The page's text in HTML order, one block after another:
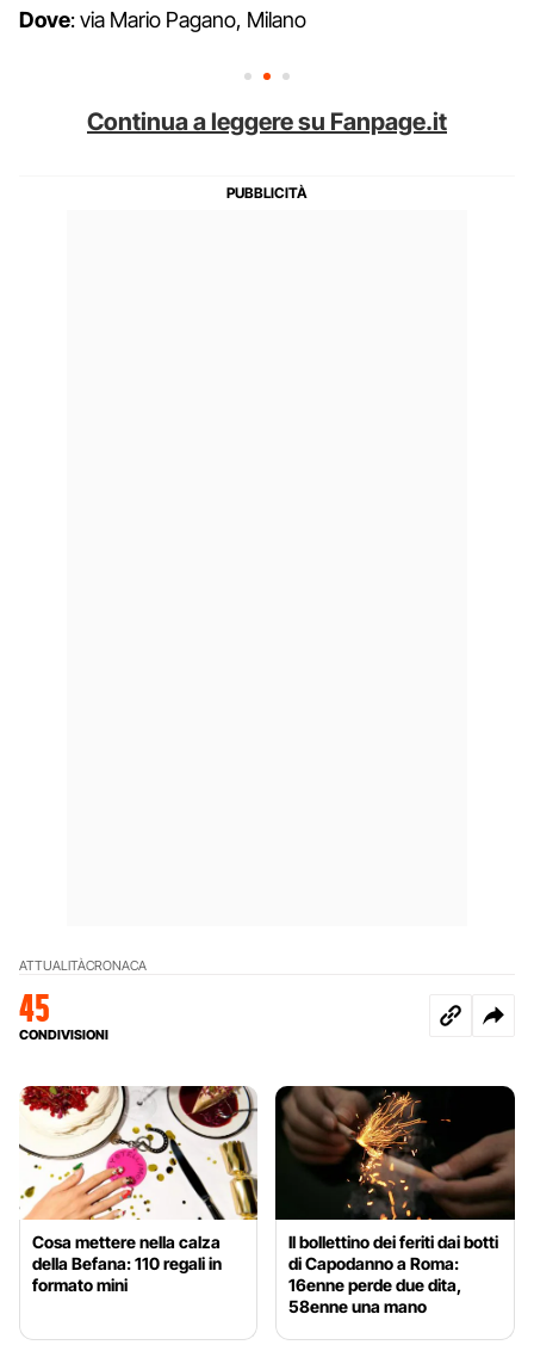
Dove: via Mario Pagano, Milano
Continua a leggere su Fanpage.it
ATTUALITÀCRONACA
45
CONDIVISIONI
Cosa mettere nella calza
della Befana: 110 regali in
formato mini
Il bollettino dei feriti dai botti
di Capodanno a Roma:
16enne perde due dita,
58enne una mano